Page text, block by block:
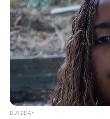
10 Desain Kanopi
Tidur, Serasa
Kamar Raja
BUZZDAY